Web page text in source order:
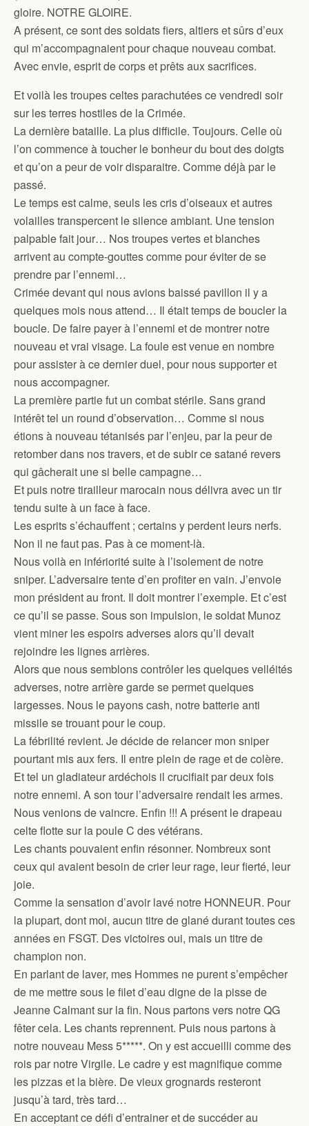
gloire. NOTRE GLOIRE.
A présent, ce sont des soldats fiers, altiers et sûrs d’eux
qui m’accompagnaient pour chaque nouveau combat.
Avec envie, esprit de corps et prêts aux sacrifices.
Et voilà les troupes celtes parachutées ce vendredi soir
sur les terres hostiles de la Crimée.
La dernière bataille. La plus difficile. Toujours. Celle où
l’on commence à toucher le bonheur du bout des doigts
et qu’on a peur de voir disparaitre. Comme déjà par le
passé.
Le temps est calme, seuls les cris d’oiseaux et autres
volailles transpercent le silence ambiant. Une tension
palpable fait jour… Nos troupes vertes et blanches
arrivent au compte-gouttes comme pour éviter de se
prendre par l’ennemi…
Crimée devant qui nous avions baissé pavillon il y a
quelques mois nous attend… Il était temps de boucler la
boucle. De faire payer à l’ennemi et de montrer notre
nouveau et vrai visage. La foule est venue en nombre
pour assister à ce dernier duel, pour nous supporter et
nous accompagner.
La première partie fut un combat stérile. Sans grand
intérêt tel un round d’observation… Comme si nous
étions à nouveau tétanisés par l’enjeu, par la peur de
retomber dans nos travers, et de subir ce satané revers
qui gâcherait une si belle campagne…
Et puis notre tirailleur marocain nous délivra avec un tir
tendu suite à un face à face.
Les esprits s’échauffent ; certains y perdent leurs nerfs.
Non il ne faut pas. Pas à ce moment-là.
Nous voilà en infériorité suite à l’isolement de notre
sniper. L’adversaire tente d’en profiter en vain. J’envoie
mon président au front. Il doit montrer l’exemple. Et c’est
ce qu’il se passe. Sous son impulsion, le soldat Munoz
vient miner les espoirs adverses alors qu’il devait
rejoindre les lignes arrières.
Alors que nous semblons contrôler les quelques velléités
adverses, notre arrière garde se permet quelques
largesses. Nous le payons cash, notre batterie anti
missile se trouant pour le coup.
La fébrilité revient. Je décide de relancer mon sniper
pourtant mis aux fers. Il entre plein de rage et de colère.
Et tel un gladiateur ardéchois il crucifiait par deux fois
notre ennemi. A son tour l’adversaire rendait les armes.
Nous venions de vaincre. Enfin !!! A présent le drapeau
celte flotte sur la poule C des vétérans.
Les chants pouvaient enfin résonner. Nombreux sont
ceux qui avaient besoin de crier leur rage, leur fierté, leur
joie.
Comme la sensation d’avoir lavé notre HONNEUR. Pour
la plupart, dont moi, aucun titre de glané durant toutes ces
années en FSGT. Des victoires oui, mais un titre de
champion non.
En parlant de laver, mes Hommes ne purent s’empêcher
de me mettre sous le filet d’eau digne de la pisse de
Jeanne Calmant sur la fin. Nous partons vers notre QG
fêter cela. Les chants reprennent. Puis nous partons à
notre nouveau Mess 5*****. On y est accueilli comme des
rois par notre Virgile. Le cadre y est magnifique comme
les pizzas et la bière. De vieux grognards resteront
jusqu’à tard, très tard…
En acceptant ce défi d’entrainer et de succéder au